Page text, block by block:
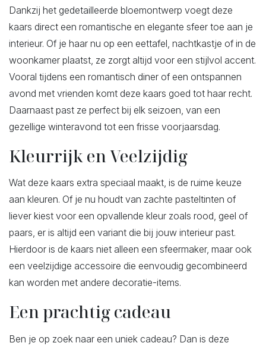
Dankzij het gedetailleerde bloemontwerp voegt deze
kaars direct een romantische en elegante sfeer toe aan je
interieur. Of je haar nu op een eettafel, nachtkastje of in de
woonkamer plaatst, ze zorgt altijd voor een stijlvol accent.
Vooral tijdens een romantisch diner of een ontspannen
avond met vrienden komt deze kaars goed tot haar recht.
Daarnaast past ze perfect bij elk seizoen, van een
gezellige winteravond tot een frisse voorjaarsdag.
Kleurrijk en Veelzijdig
Wat deze kaars extra speciaal maakt, is de ruime keuze
aan kleuren. Of je nu houdt van zachte pasteltinten of
liever kiest voor een opvallende kleur zoals rood, geel of
paars, er is altijd een variant die bij jouw interieur past.
Hierdoor is de kaars niet alleen een sfeermaker, maar ook
een veelzijdige accessoire die eenvoudig gecombineerd
kan worden met andere decoratie-items.
Een prachtig cadeau
Ben je op zoek naar een uniek cadeau? Dan is deze